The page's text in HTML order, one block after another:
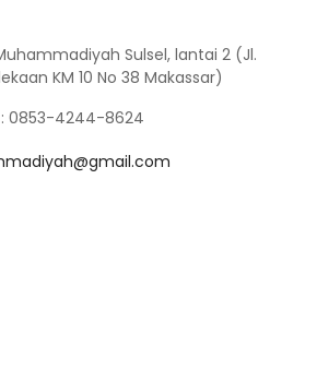
Sulsel, lantai 2 (Jl.
KM 10 No 38 Makassar)
: 0853-4244-8624